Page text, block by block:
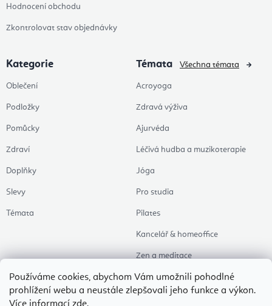
Používáme cookies, abychom Vám umožnili pohodlné
prohlížení webu a neustále zlepšovali jeho funkce a výkon.
Hodnocení obchodu
Zkontrolovat stav objednávky
Kategorie
Oblečení
Podložky
Pomůcky
Zdraví
Doplňky
Slevy
Témata
Témata
Acroyoga
Zdravá výživa
Ajurvéda
Léčivá hudba a muzikoterapie
Jóga
Pro studia
Pilates
Kancelář & homeoffice
Zen a meditace
Aromaterapie
Zdravý spánek
Všechna témata